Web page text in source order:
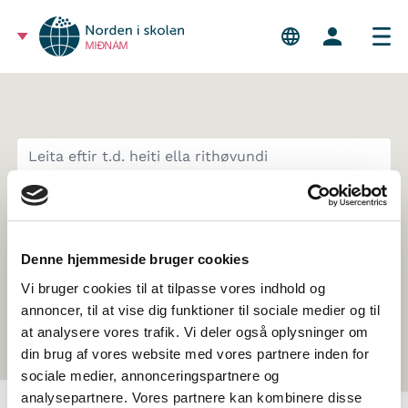
Denne hjemmeside bruger cookies
Vi bruger cookies til at tilpasse vores indhold og
annoncer, til at vise dig funktioner til sociale medier og til
at analysere vores trafik. Vi deler også oplysninger om
din brug af vores website med vores partnere inden for
sociale medier, annonceringspartnere og
analysepartnere. Vores partnere kan kombinere disse
MIÐNÁM